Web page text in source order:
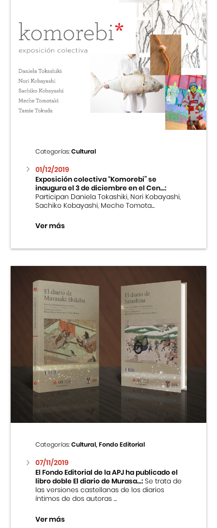
Categorías:Cultural
01/12/2019
Exposición colectiva “Komorebi” se
inaugura el 3 de diciembre en el Cen...:
Participan Daniela Tokashiki, Nori Kobayashi,
Sachiko Kobayashi, Meche Tomota...
Ver más
Categorías:Cultural, Fondo Editorial
07/11/2019
El Fondo Editorial de la APJ ha publicado el
libro doble El diario de Murasa...:Se trata de
las versiones castellanas de los diarios
íntimos de dos autoras ...
Ver más